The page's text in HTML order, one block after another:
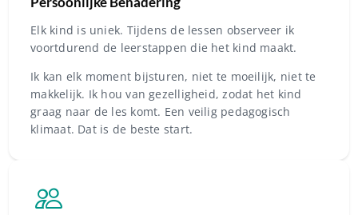
Elk kind is uniek. Tijdens de lessen observeer ik
voortdurend de leerstappen die het kind maakt.
Ik kan elk moment bijsturen, niet te moeilijk, niet te
makkelijk. Ik hou van gezelligheid, zodat het kind
graag naar de les komt. Een veilig pedagogisch
klimaat. Dat is de beste start.